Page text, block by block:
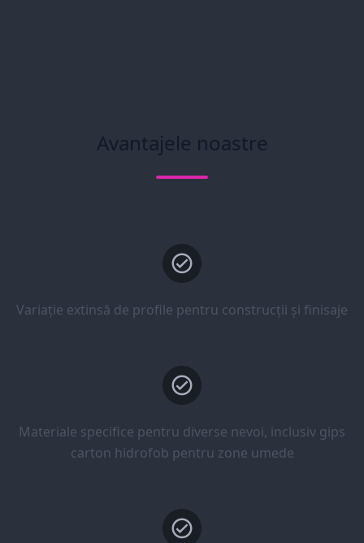
Avantajele noastre
Variație extinsă de profile pentru construcții și finisaje
Materiale specifice pentru diverse nevoi, inclusiv gips
carton hidrofob pentru zone umede